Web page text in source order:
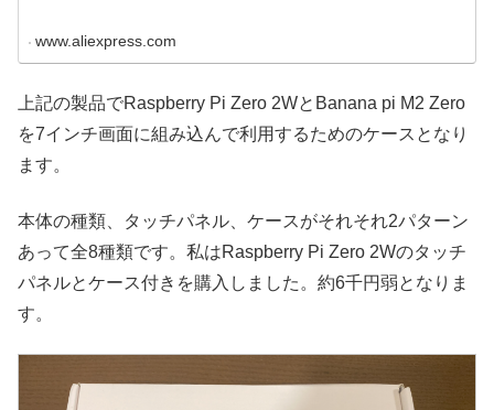
www.aliexpress.com
上記の製品でRaspberry Pi Zero 2WとBanana pi M2 Zero
を7インチ画面に組み込んで利用するためのケースとなり
ます。
本体の種類、タッチパネル、ケースがそれそれ2パターン
あって全8種類です。私はRaspberry Pi Zero 2Wのタッチ
パネルとケース付きを購入しました。約6千円弱となりま
す。